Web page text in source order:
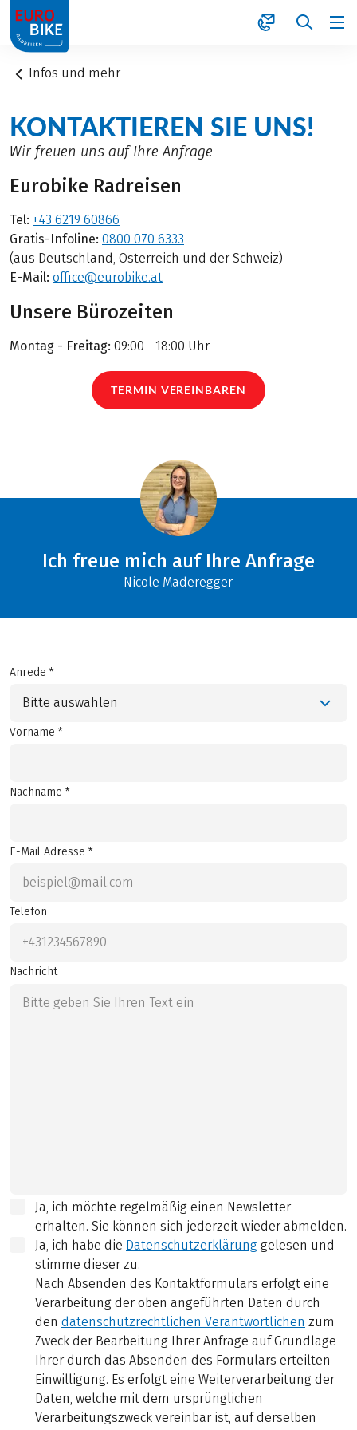
1
Infos und mehr
KONTAKTIEREN SIE UNS!
Wir freuen uns auf Ihre Anfrage
Eurobike Radreisen
Tel: +43 6219 60866
Gratis-Infoline: 0800 070 6333
(aus Deutschland, Österreich und der Schweiz)
E-Mail: office@eurobike.at
Unsere Bürozeiten
Montag - Freitag: 09:00 - 18:00 Uhr
TERMIN VEREINBAREN
Ich freue mich auf Ihre Anfrage
Nicole Maderegger
Anrede *
Bitte auswählen
Vorname *
Nachname *
E-Mail Adresse *
Telefon
Nachricht
Ja, ich möchte regelmäßig einen Newsletter
erhalten. Sie können sich jederzeit wieder abmelden.
Ja, ich habe die Datenschutzerklärung gelesen und
stimme dieser zu.
Nach Absenden des Kontaktformulars erfolgt eine
Verarbeitung der oben angeführten Daten durch
den datenschutzrechtlichen Verantwortlichen zum
Zweck der Bearbeitung Ihrer Anfrage auf Grundlage
Ihrer durch das Absenden des Formulars erteilten
Einwilligung. Es erfolgt eine Weiterverarbeitung der
Daten, welche mit dem ursprünglichen
Verarbeitungszweck vereinbar ist, auf derselben